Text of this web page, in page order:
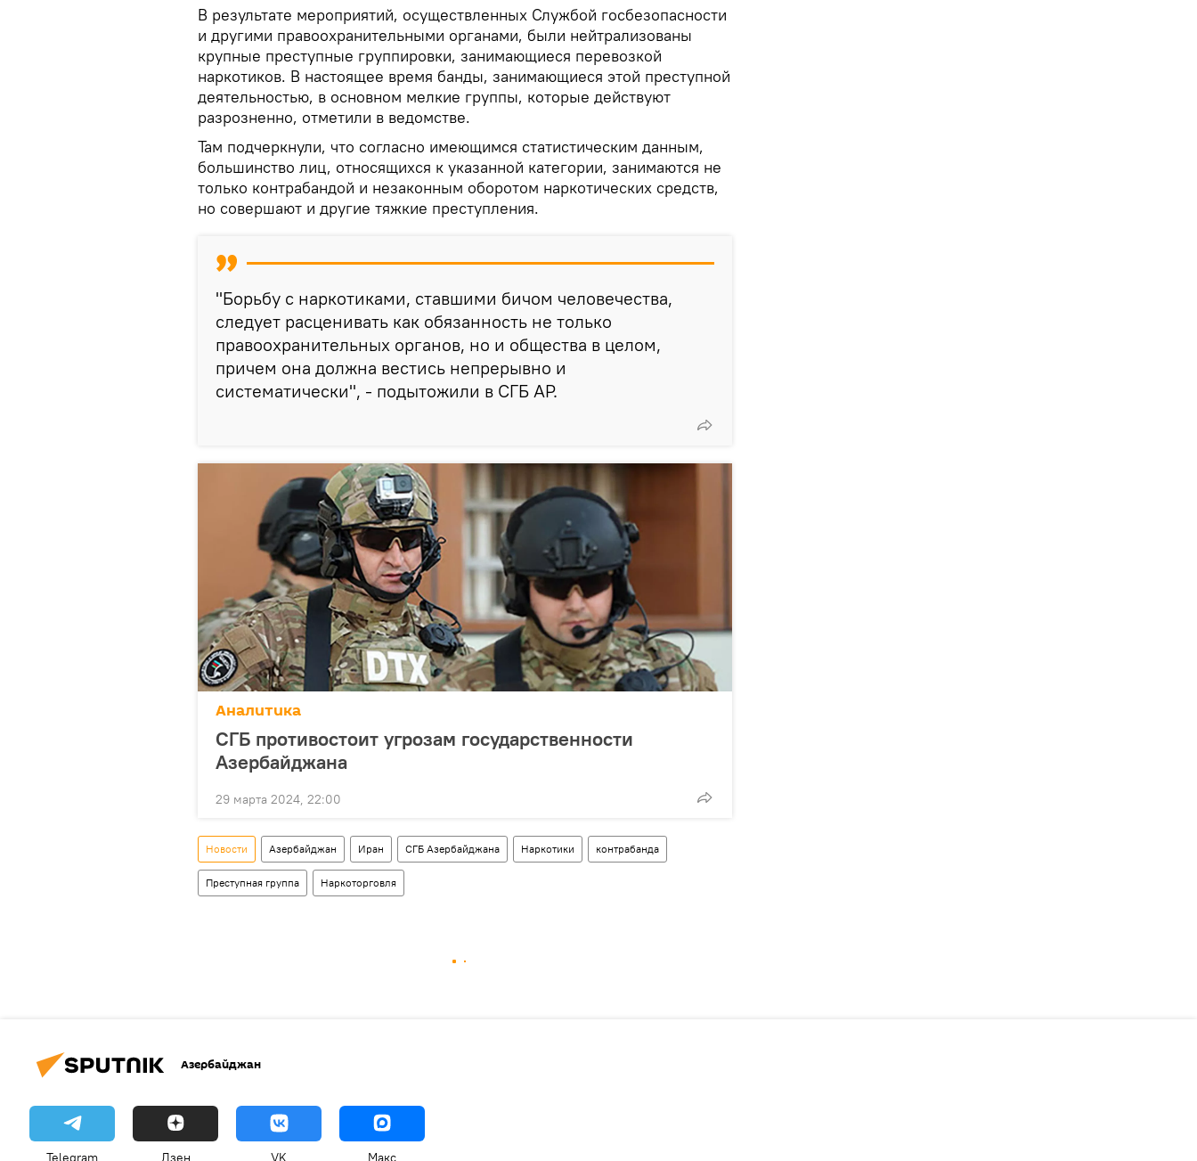
В результате мероприятий, осуществленных Службой госбезопасности
и другими правоохранительными органами, были нейтрализованы
крупные преступные группировки, занимающиеся перевозкой
наркотиков. В настоящее время банды, занимающиеся этой преступной
деятельностью, в основном мелкие группы, которые действуют
разрозненно, отметили в ведомстве.
Там подчеркнули, что согласно имеющимся статистическим данным,
большинство лиц, относящихся к указанной категории, занимаются не
только контрабандой и незаконным оборотом наркотических средств,
но совершают и другие тяжкие преступления.
"Борьбу с наркотиками, ставшими бичом человечества,
следует расценивать как обязанность не только
правоохранительных органов, но и общества в целом,
причем она должна вестись непрерывно и
систематически", - подытожили в СГБ АР.
Аналитика
СГБ противостоит угрозам государственности
Азербайджана
29 марта 2024, 22:00
Новости Азербайджан Иран СГБ Азербайджана Наркотики контрабанда
Преступная группа Наркоторговля
Азербайджан
Telegram Дзен VK Макс